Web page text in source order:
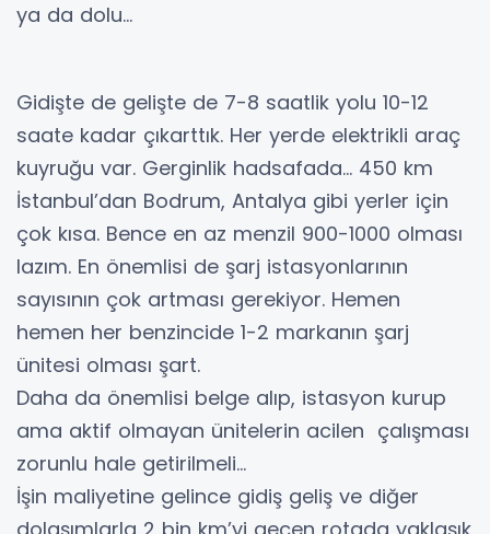
ya da dolu…
Gidişte de gelişte de 7-8 saatlik yolu 10-12
saate kadar çıkarttık. Her yerde elektrikli araç
kuyruğu var. Gerginlik hadsafada… 450 km
İstanbul’dan Bodrum, Antalya gibi yerler için
çok kısa. Bence en az menzil 900-1000 olması
lazım. En önemlisi de şarj istasyonlarının
sayısının çok artması gerekiyor. Hemen
hemen her benzincide 1-2 markanın şarj
ünitesi olması şart.
Daha da önemlisi belge alıp, istasyon kurup
ama aktif olmayan ünitelerin acilen çalışması
zorunlu hale getirilmeli…
İşin maliyetine gelince gidiş geliş ve diğer